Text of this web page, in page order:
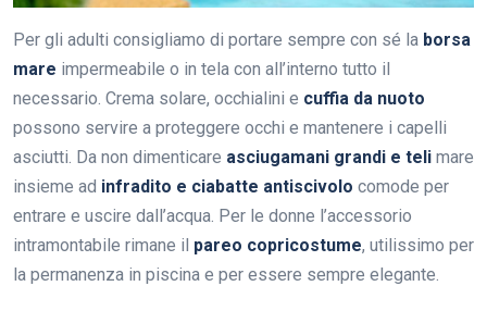
Per gli adulti consigliamo di portare sempre con sé la borsa
mare impermeabile o in tela con all’interno tutto il
necessario. Crema solare, occhialini e cuffia da nuoto
possono servire a proteggere occhi e mantenere i capelli
asciutti. Da non dimenticare asciugamani grandi e teli mare
insieme ad infradito e ciabatte antiscivolo comode per
entrare e uscire dall’acqua. Per le donne l’accessorio
intramontabile rimane il pareo copricostume, utilissimo per
la permanenza in piscina e per essere sempre elegante.